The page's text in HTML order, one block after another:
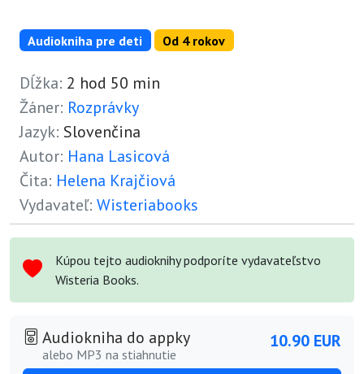
Audiokniha pre deti Od 4 rokov
Dĺžka: 2 hod 50 min
Žáner: Rozprávky
Jazyk: Slovenčina
Autor: Hana Lasicová
Čita: Helena Krajčiová
Vydavateľ: Wisteriabooks
Kúpou tejto audioknihy podporíte vydavateľstvo
Wisteria Books.
Audiokniha do appky
alebo MP3 na stiahnutie
10.90 EUR